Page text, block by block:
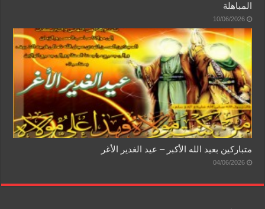
المباهلة
10/06/2026
متباركين بعيد الله الأكبر – عيد الغدير الأغر
04/06/2026